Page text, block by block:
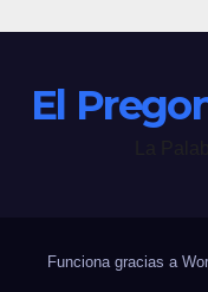
El
Funciona gracias a